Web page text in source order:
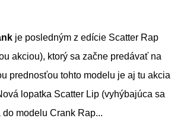
je posledným z edície Scatter Rap
akciou), ktorý sa začne predávať na
prednosťou tohto modelu je aj tu akcia
lopatka Scatter Lip (vyhýbajúca sa
modelu Crank Rap...